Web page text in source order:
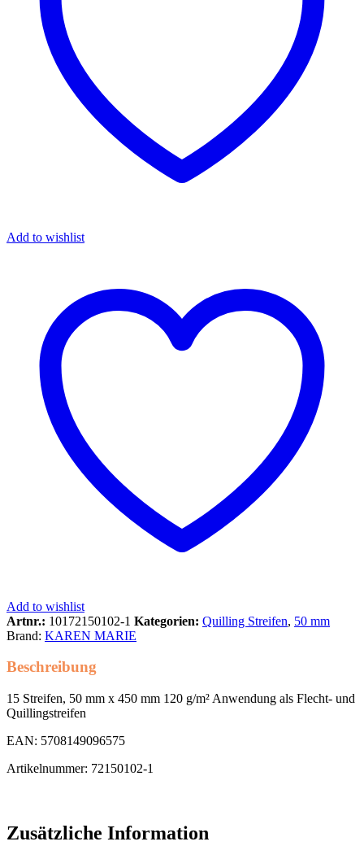
Add to wishlist
Add to wishlist
Artnr.: 10172150102-1 Kategorien: Quilling Streifen, 50 mm
Brand: KAREN MARIE
Beschreibung
15 Streifen, 50 mm x 450 mm 120 g/m² Anwendung als Flecht- und
Quillingstreifen
EAN: 5708149096575
Artikelnummer: 72150102-1
Zusätzliche Information